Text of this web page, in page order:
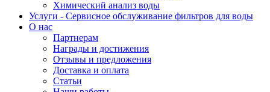
Химический анализ воды
Услуги - Сервисное обслуживание фильтров для воды
О нас
Партнерам
Награды и достижения
Отзывы и предложения
Доставка и оплата
Статьи